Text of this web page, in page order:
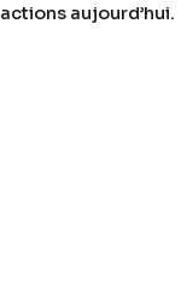
aujourd’hui.